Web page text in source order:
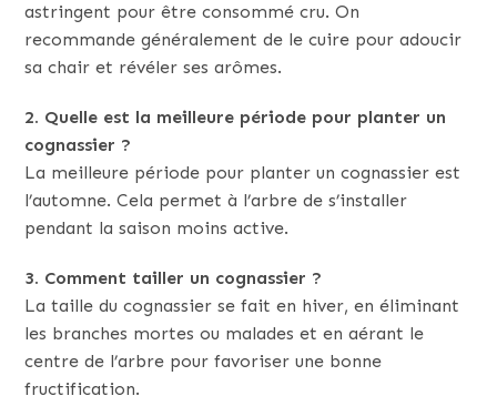
astringent pour être consommé cru. On
recommande généralement de le cuire pour adoucir
sa chair et révéler ses arômes.
2. Quelle est la meilleure période pour planter un
cognassier ?
La meilleure période pour planter un cognassier est
l’automne. Cela permet à l’arbre de s’installer
pendant la saison moins active.
3. Comment tailler un cognassier ?
La taille du cognassier se fait en hiver, en éliminant
les branches mortes ou malades et en aérant le
centre de l’arbre pour favoriser une bonne
fructification.